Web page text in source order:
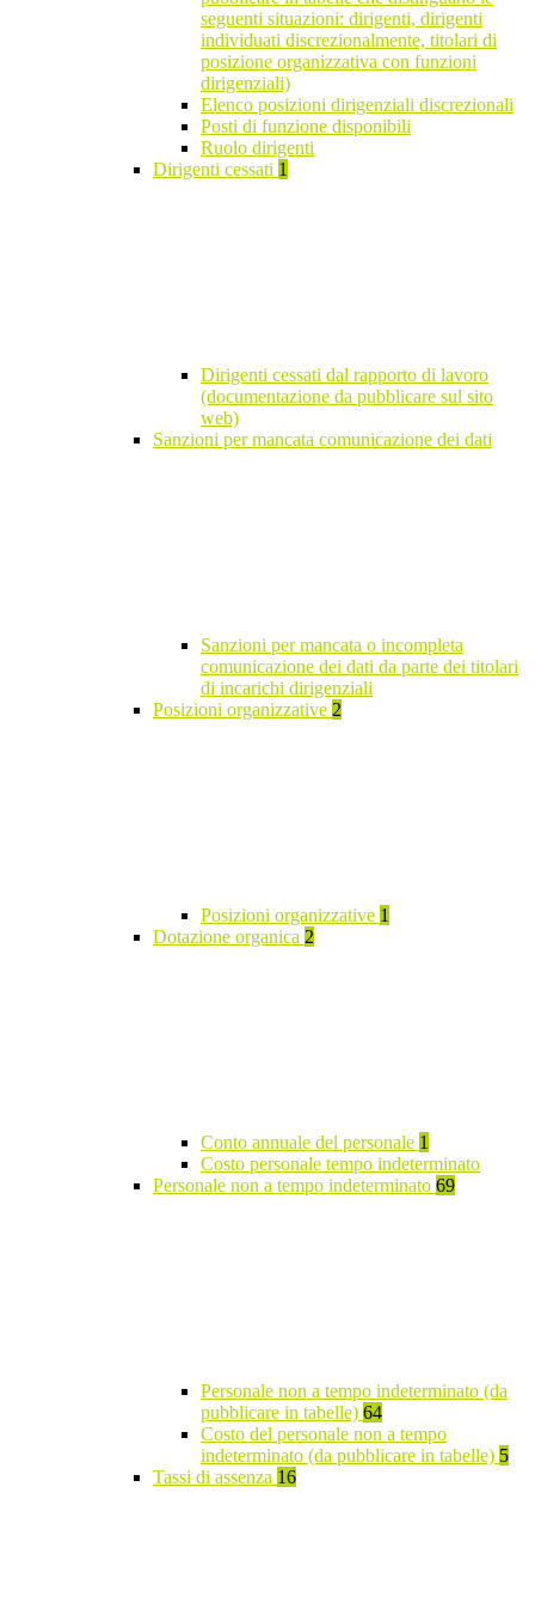
seguenti situazioni: dirigenti, dirigenti
individuati discrezionalmente, titolari di
posizione organizzativa con funzioni
dirigenziali)
Elenco posizioni dirigenziali discrezionali
Posti di funzione disponibili
Ruolo dirigenti
Dirigenti cessati 1
Dirigenti cessati dal rapporto di lavoro
(documentazione da pubblicare sul sito
web)
Sanzioni per mancata comunicazione dei dati
Sanzioni per mancata o incompleta
comunicazione dei dati da parte dei titolari
di incarichi dirigenziali
Posizioni organizzative 2
Posizioni organizzative 1
Dotazione organica 2
Conto annuale del personale 1
Costo personale tempo indeterminato
Personale non a tempo indeterminato 69
Personale non a tempo indeterminato (da
pubblicare in tabelle) 64
Costo del personale non a tempo
indeterminato (da pubblicare in tabelle) 5
Tassi di assenza 16